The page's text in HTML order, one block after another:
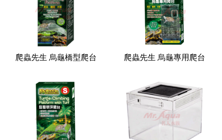
爬蟲先生 烏龜橋型爬台 爬蟲先生 烏龜專用爬台